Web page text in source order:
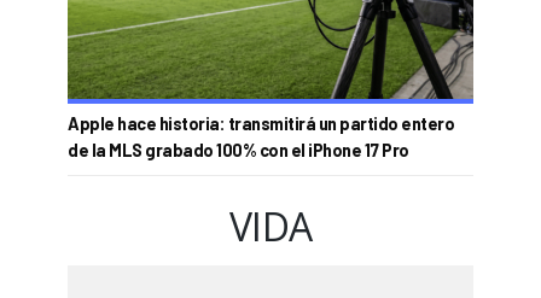
Apple hace historia: transmitirá un partido entero
de la MLS grabado 100% con el iPhone 17 Pro
VIDA